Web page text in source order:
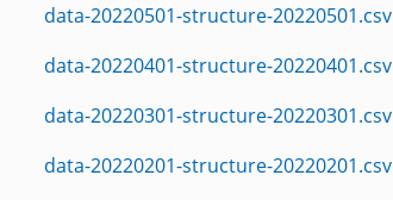
data-20220501-structure-20220501.csv
data-20220401-structure-20220401.csv
data-20220301-structure-20220301.csv
data-20220201-structure-20220201.csv